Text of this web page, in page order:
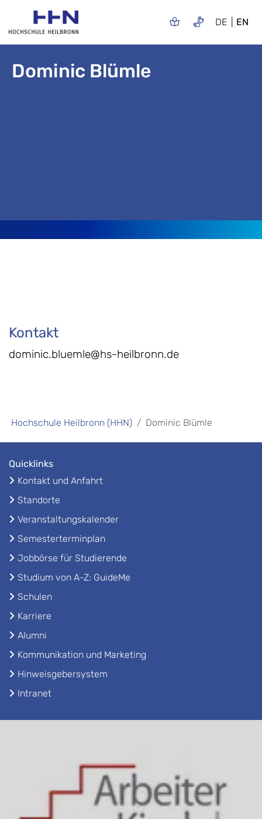
DE EN
Dominic Blümle
Kontakt
dominic.bluemle@hs-heilbronn.de
Hochschule Heilbronn (HHN) Dominic Blümle
Quicklinks
Kontakt und Anfahrt
Standorte
Veranstaltungskalender
Semesterterminplan
Jobbörse für Studierende
Studium von A-Z: GuideMe
Schulen
Karriere
Alumni
Kommunikation und Marketing
Hinweisgebersystem
Intranet